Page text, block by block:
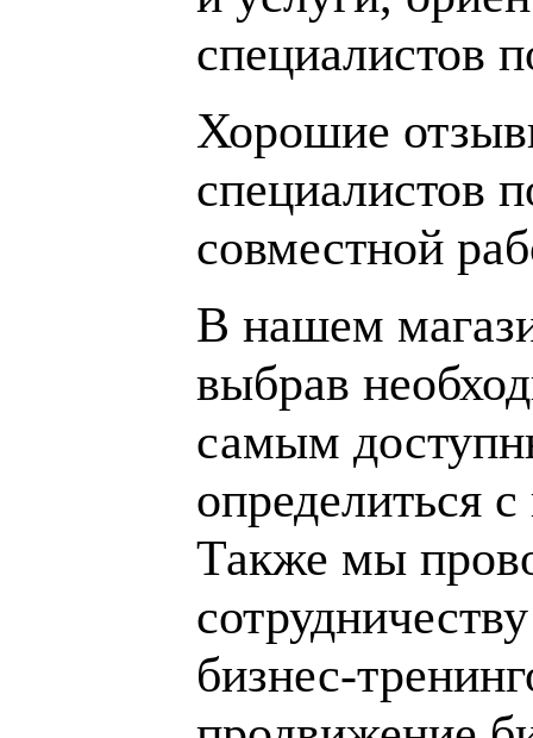
специалистов
Хорошие
специалистов
совместной
В нашем
выбрав
самым
определиться
Также мы
бизнес-